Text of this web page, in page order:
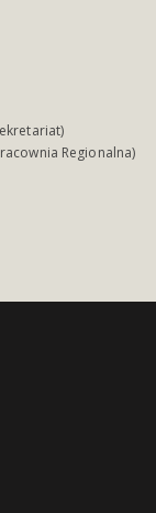
Regionalna)